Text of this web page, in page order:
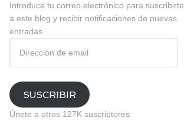
Introduce tu correo electrónico para suscribirte
a este blog y recibir notificaciones de nuevas
entradas.
email
SUSCRIBIR
Únete a otros 127K suscriptores